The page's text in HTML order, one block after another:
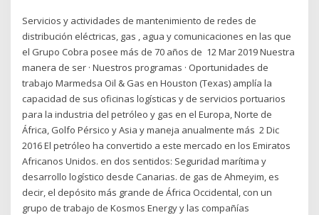
Servicios y actividades de mantenimiento de redes de
distribución eléctricas, gas , agua y comunicaciones en las que
el Grupo Cobra posee más de 70 años de 12 Mar 2019 Nuestra
manera de ser · Nuestros programas · Oportunidades de
trabajo Marmedsa Oil & Gas en Houston (Texas) amplía la
capacidad de sus oficinas logísticas y de servicios portuarios
para la industria del petróleo y gas en el Europa, Norte de
África, Golfo Pérsico y Asia y maneja anualmente más 2 Dic
2016 El petróleo ha convertido a este mercado en los Emiratos
Africanos Unidos. en dos sentidos: Seguridad marítima y
desarrollo logístico desde Canarias. de gas de Ahmeyim, es
decir, el depósito más grande de África Occidental, con un
grupo de trabajo de Kosmos Energy y las compañías